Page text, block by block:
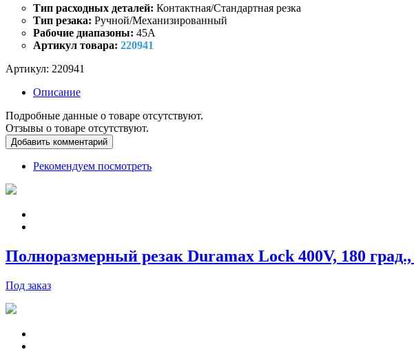
Тип расходных деталей: Контактная/Стандартная резка
Тип резака: Ручной/Механизированный
Рабочие диапазоны: 45A
Артикул товара: 220941
Артикул: 220941
Описание
Подробные данные о товаре отсутствуют.
Отзывы о товаре отсутствуют.
Добавить комментарий
Рекомендуем посмотреть
Полноразмерный резак Duramax Lock 400V, 180
Под заказ